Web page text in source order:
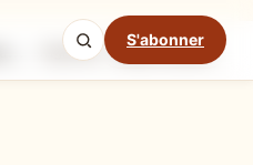
S'abonner
Ingrédients Étapes
Mode cuisine